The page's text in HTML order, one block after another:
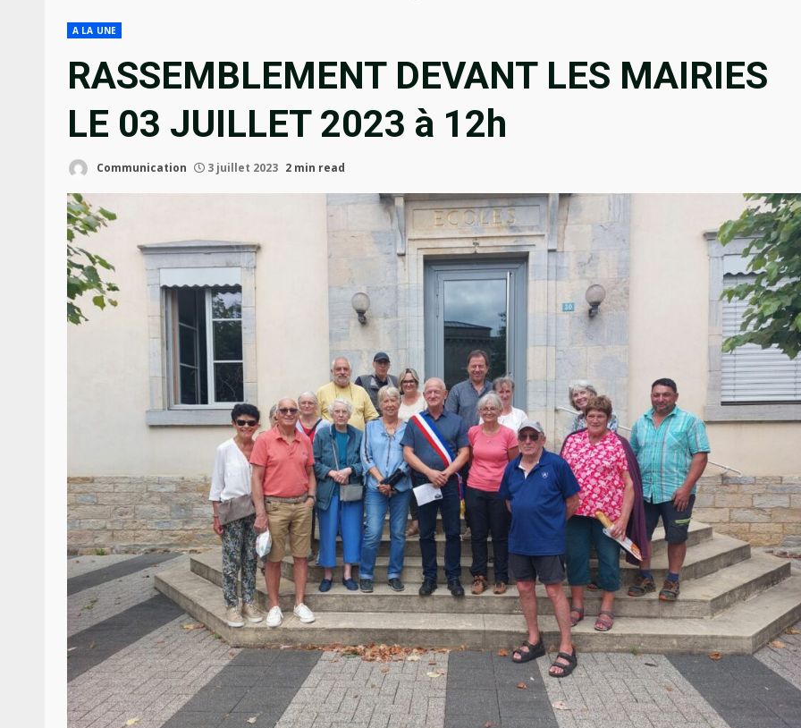
A LA UNE
RASSEMBLEMENT DEVANT LES MAIRIES
LE 03 JUILLET 2023 à 12h
Communication 3 juillet 2023 2 min read